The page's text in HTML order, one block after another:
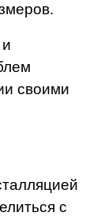
своими
с